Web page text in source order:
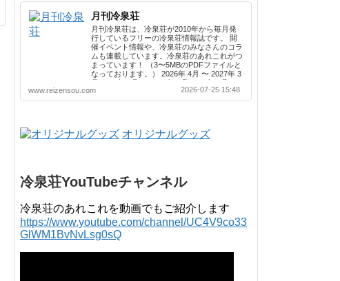
月刊冷泉荘
月刊冷泉荘は、冷泉荘が2010年から毎月発
行しているフリーの冷泉荘情報誌です。 開
催イベント情報や、冷泉荘のみなさんのコラ
ムも連載しています。冷泉荘のあれこれがつ
まっています！ （3〜5MBのPDFファイルと
なっております。） 2026年 4月 〜 2027年 3
2025年 3月 2023年 4月 〜 2024年 3月 2022
年 4月 〜 2023年 3月 2021年 4月 〜 2022年
年 4月 〜 2018年 3月 2016年 4月 〜 2017年
3月 2015年 4月 〜 2016年 3月 2014年 4月 〜
www.reizensou.com 2026-07-25 15:48
オリジナルグッズ
冷泉荘YouTubeチャンネル
冷泉荘のあれこれを動画でもご紹介します
https://www.youtube.com/channel/UC4V9co33
GlWM1BvNvLsg0sQ